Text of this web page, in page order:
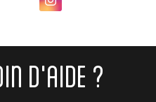
D'AIDE ?